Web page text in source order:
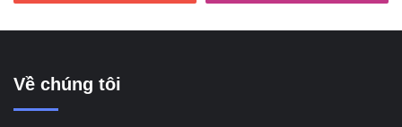
Về chúng tôi